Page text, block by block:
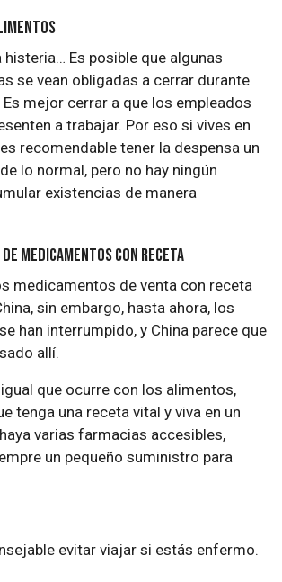
histeria… Es posible que algunas
se vean obligadas a cerrar durante
mejor cerrar a que los empleados
a trabajar. Por eso si vives en
recomendable tener la despensa un
lo normal, pero no hay ningún
existencias de manera
medicamentos con receta
medicamentos de venta con receta
sin embargo, hasta ahora, los
han interrumpido, y China parece que
allí.
que ocurre con los alimentos,
tenga una receta vital y viva en un
varias farmacias accesibles,
un pequeño suministro para
evitar viajar si estás enfermo.